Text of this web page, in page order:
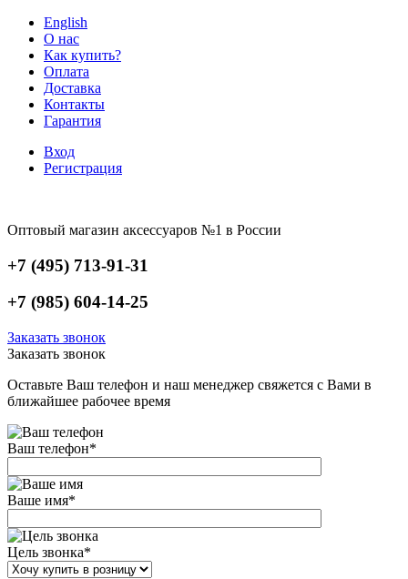
English
О нас
Как купить?
Оплата
Доставка
Контакты
Гарантия
Вход
Регистрация
Оптовый магазин аксессуаров №1 в России
+7 (495) 713-91-31
+7 (985) 604-14-25
Заказать звонок
Заказать звонок
Оставьте Ваш телефон и наш менеджер свяжется с Вами в
ближайшее рабочее время
Ваш телефон*
Ваше имя*
Цель звонка*